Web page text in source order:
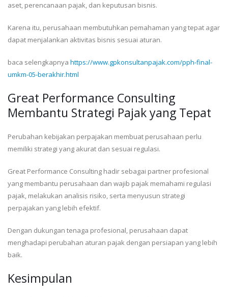
aset, perencanaan pajak, dan keputusan bisnis.
Karena itu, perusahaan membutuhkan pemahaman yang tepat agar
dapat menjalankan aktivitas bisnis sesuai aturan.
baca selengkapnya https://www.gpkonsultanpajak.com/pph-final-
umkm-05-berakhir.html
Great Performance Consulting
Membantu Strategi Pajak yang Tepat
Perubahan kebijakan perpajakan membuat perusahaan perlu
memiliki strategi yang akurat dan sesuai regulasi.
Great Performance Consulting hadir sebagai partner profesional
yang membantu perusahaan dan wajib pajak memahami regulasi
pajak, melakukan analisis risiko, serta menyusun strategi
perpajakan yang lebih efektif.
Dengan dukungan tenaga profesional, perusahaan dapat
menghadapi perubahan aturan pajak dengan persiapan yang lebih
baik.
Kesimpulan